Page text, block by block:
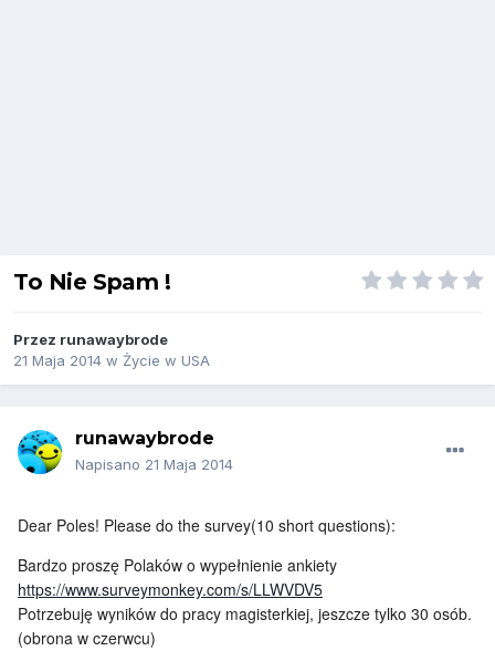
To Nie Spam !
Przez runawaybrode
21 Maja 2014 w Życie w USA
runawaybrode
Napisano 21 Maja 2014
Dear Poles! Please do the survey(10 short questions):
Bardzo proszę Polaków o wypełnienie ankiety
https://www.surveymonkey.com/s/LLWVDV5
Potrzebuję wyników do pracy magisterkiej, jeszcze tylko 30 osób.
(obrona w czerwcu)